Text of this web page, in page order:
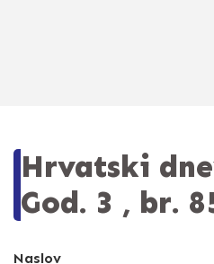
Hrvatski
God. 3 , br.
Naslov